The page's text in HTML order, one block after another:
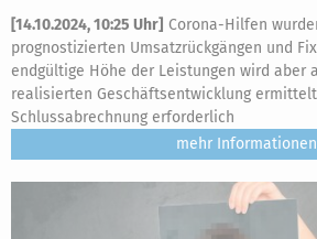
[14.10.2024, 10:25 Uhr] Corona-Hilfen
prognostizierten Umsatzrückgängen und
endgültige Höhe der Leistungen wird aber
realisierten Geschäftsentwicklung
Schlussabrechnung erforderlich
mehr